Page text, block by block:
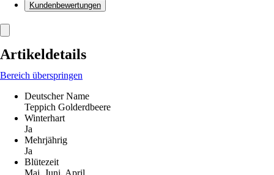
Kundenbewertungen
Artikeldetails
Bereich überspringen
Deutscher Name
Teppich Golderdbeere
Winterhart
Ja
Mehrjährig
Ja
Blütezeit
Mai, Juni, April